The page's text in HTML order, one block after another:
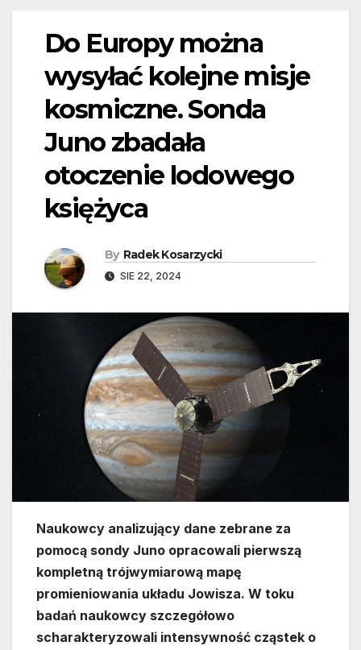
Do Europy można
wysyłać kolejne misje
kosmiczne. Sonda
Juno zbadała
otoczenie lodowego
księżyca
By Radek Kosarzycki
SIE 22, 2024
Naukowcy analizujący dane zebrane za
pomocą sondy Juno opracowali pierwszą
kompletną trójwymiarową mapę
promieniowania układu Jowisza. W toku
badań naukowcy szczegółowo
scharakteryzowali intensywność cząstek o